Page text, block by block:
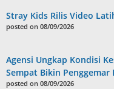
Stray Kids Rilis Video
posted on 08/09/2026
Agensi Ungkap Kondisi
Sempat Bikin Penggemar
posted on 08/09/2026